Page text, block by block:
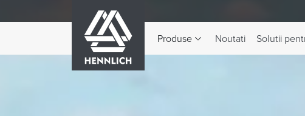
Produse
Comutare meniul derulant Produse
Noutati Solutii